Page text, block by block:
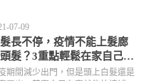
07-09
長不停，疫情不能上髮廊
髮？3重點輕鬆在家自己補
期間減少出門，但是頭上白髮還是